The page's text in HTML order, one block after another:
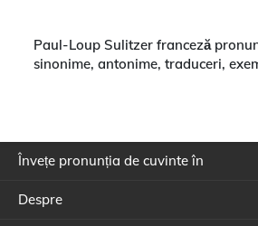
Paul-Loup Sulitzer franceză
sinonime, antonime, traduceri,
Învețe pronunția de cuvinte în
Despre